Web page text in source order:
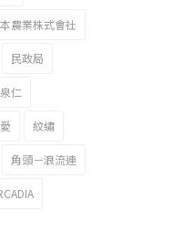
農業株式會社
民政局
仁
紋繡
角頭－浪流連